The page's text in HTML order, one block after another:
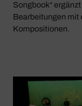
Songbook“ ergänzt
Bearbeitungen mit
Kompositionen.